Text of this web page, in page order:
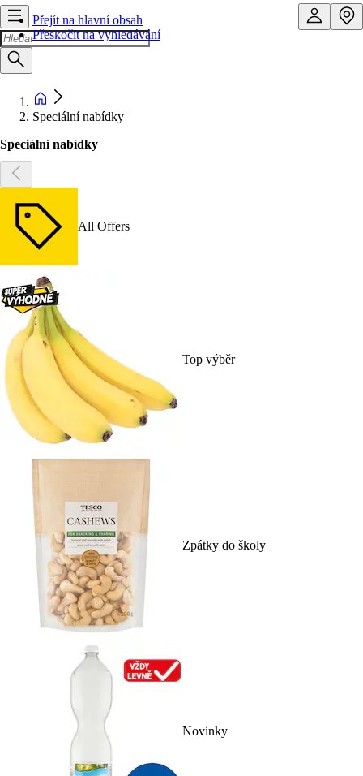
Přejít na hlavní obsah
Přeskočit na vyhledávání
Speciální nabídky
Speciální nabídky
All Offers
Top výběr
Zpátky do školy
Novinky